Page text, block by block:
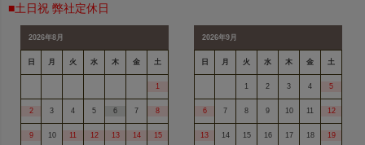
■土日祝 弊社定休日
2026年8月
日 月 火 水 木 金 土
1
2 3 4 5 6 7 8
9 10 11 12 13 14 15
2026年9月
日 月 火 水 木 金 土
1 2 3 4 5
6 7 8 9 10 11 12
13 14 15 16 17 18 19